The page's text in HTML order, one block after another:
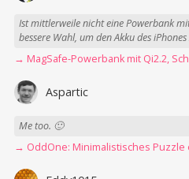
Ist mittlerweile nicht eine Powerbank
bessere Wahl, um den Akku des
Aspartic
Me too. 🙂